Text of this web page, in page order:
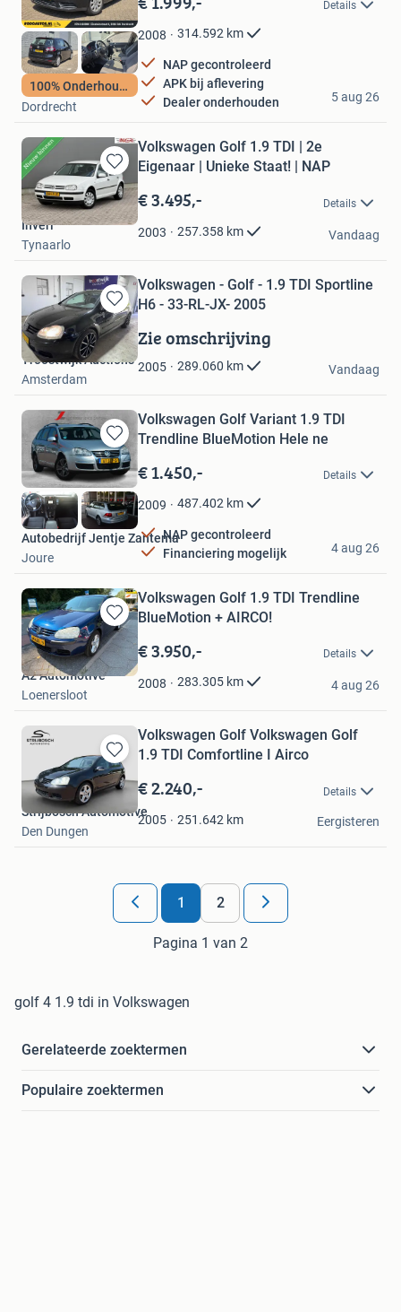
Mijn
Favorieten
100% Onderhouden
Details
2008 314.592 km
NAP gecontroleerd
APK bij aflevering
Dealer onderhouden
Rodo Auto's
Dordrecht
5 aug 26
Bewaren
in
Mijn
Favorieten
Volkswagen Golf 1.9 TDI | 2e
Eigenaar | Unieke Staat! | NAP
€ 3.495,- Details
2003 257.358 km
Inveri
Tynaarlo
Vandaag
Bewaren
in
Mijn
Favorieten
Volkswagen - Golf - 1.9 TDI Sportline
H6 - 33-RL-JX- 2005
Zie omschrijving
2005 289.060 km
Troostwijk Auctions
Amsterdam
Vandaag
Bewaren
in
Mijn
Favorieten
Volkswagen Golf Variant 1.9 TDI
Trendline BlueMotion Hele ne
€ 1.450,- Details
2009 487.402 km
NAP gecontroleerd
Financiering mogelijk
Autobedrijf Jentje Zantema
Joure
4 aug 26
Bewaren
in
Mijn
Favorieten
Volkswagen Golf 1.9 TDI Trendline
BlueMotion + AIRCO!
€ 3.950,- Details
2008 283.305 km
A2 Automotive
Loenersloot
4 aug 26
Bewaren
in
Mijn
Favorieten
Volkswagen Golf Volkswagen Golf
1.9 TDI Comfortline I Airco
€ 2.240,- Details
2005 251.642 km
Strijbosch Automotive
Den Dungen
Eergisteren
1 2
Pagina 1 van 2
golf 4 1.9 tdi in Volkswagen
Gerelateerde zoektermen
Populaire zoektermen